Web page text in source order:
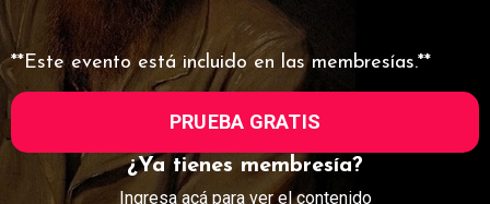
**Este evento está incluido en las membresías.**
PRUEBA GRATIS
¿Ya tienes membresía?
Ingresa acá para ver el contenido